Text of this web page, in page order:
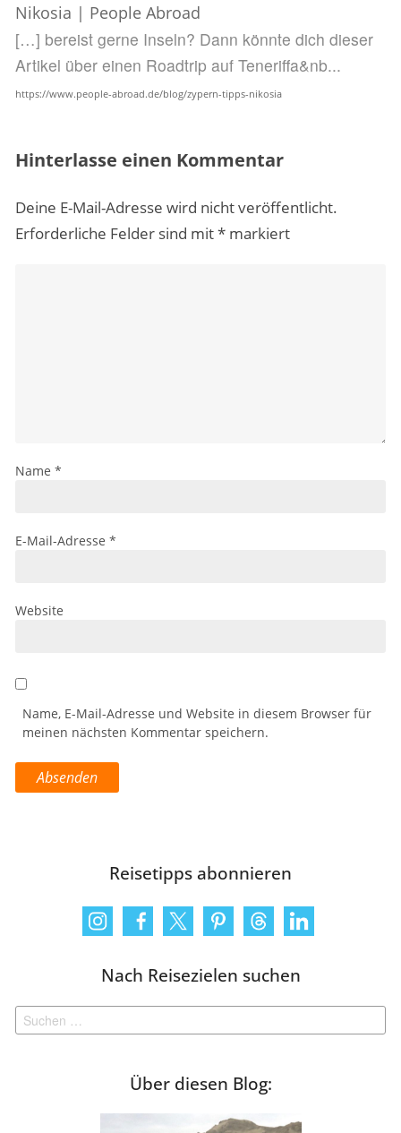
Nikosia | People Abroad
[…] bereist gerne Inseln? Dann könnte dich dieser
Artikel über einen Roadtrip auf Teneriffa&nb...
https://www.people-abroad.de/blog/zypern-tipps-nikosia
Hinterlasse einen Kommentar
Deine E-Mail-Adresse wird nicht veröffentlicht.
Erforderliche Felder sind mit*markiert
Name *
E-Mail-Adresse *
Website
Name, E-Mail-Adresse und Website in diesem Browser für
meinen nächsten Kommentar speichern.
Reisetipps abonnieren
Nach Reisezielen suchen
nach:
Über diesen Blog: